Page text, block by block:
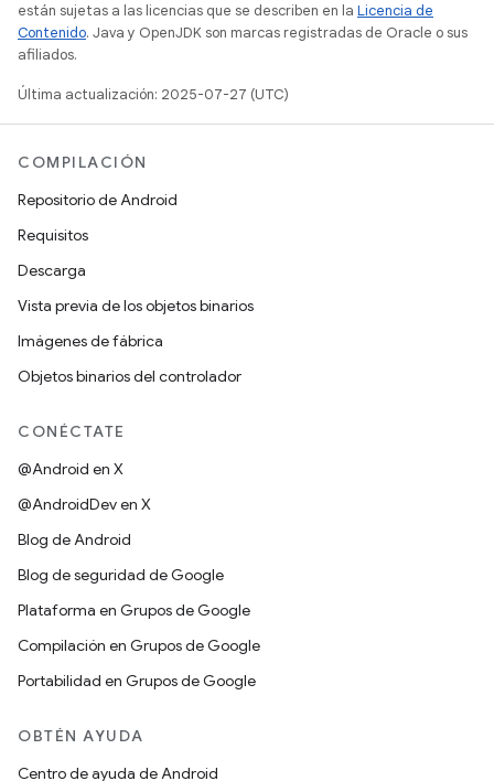
están sujetas a las licencias que se describen en la Licencia de
Contenido. Java y OpenJDK son marcas registradas de Oracle o sus
afiliados.
Última actualización: 2025-07-27 (UTC)
COMPILACIÓN
Repositorio de Android
Requisitos
Descarga
Vista previa de los objetos binarios
Imágenes de fábrica
Objetos binarios del controlador
CONÉCTATE
@Android en X
@AndroidDev en X
Blog de Android
Blog de seguridad de Google
Plataforma en Grupos de Google
Compilación en Grupos de Google
Portabilidad en Grupos de Google
OBTÉN AYUDA
Centro de ayuda de Android